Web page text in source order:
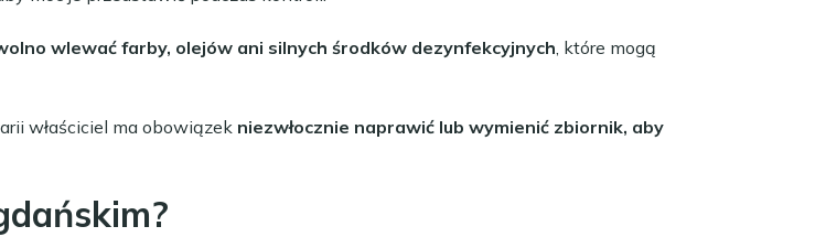
wlewać farby, olejów ani silnych środków dezynfekcyjnych , które mogą
właściciel ma obowiązek niezwłocznie naprawić lub wymienić zbiornik, aby